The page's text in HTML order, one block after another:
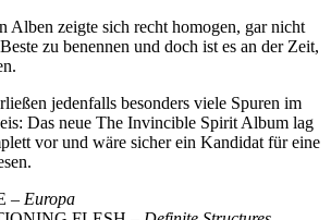
Alben zeigte sich recht homogen, gar nicht
zu benennen und doch ist es an der Zeit,
jedenfalls besonders viele Spuren im
Das neue The Invincible Spirit Album lag
vor und wäre sicher ein Kandidat für eine
– Europa